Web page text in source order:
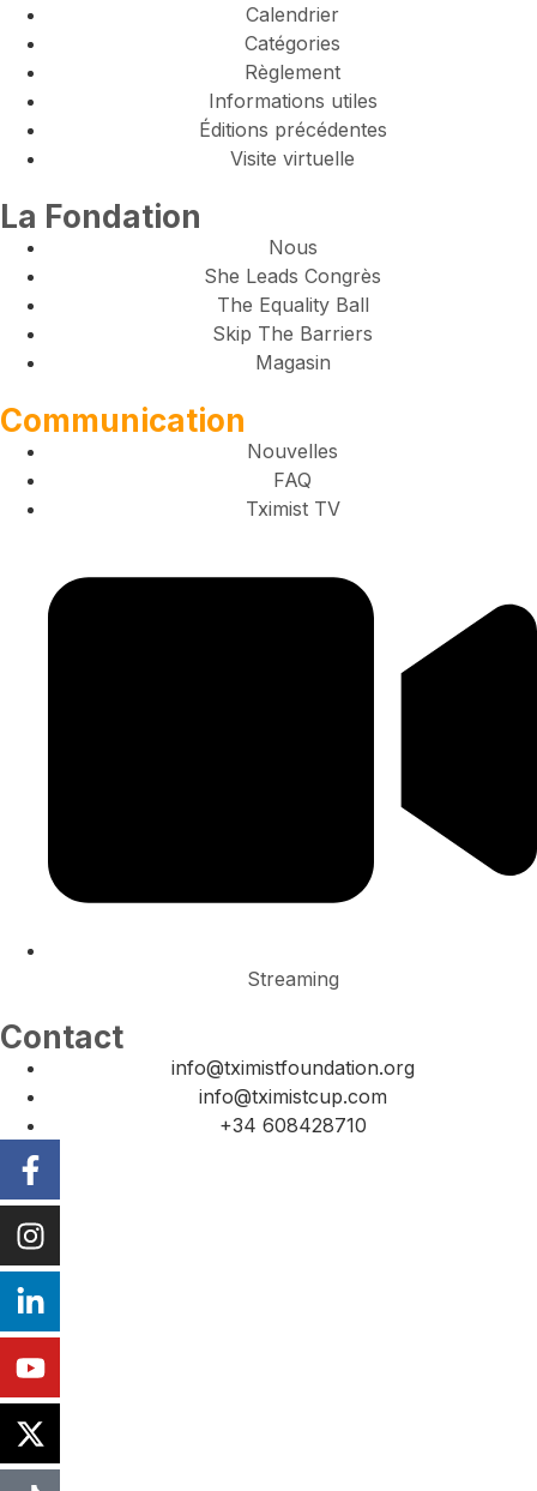
Calendrier
Catégories
Règlement
Informations utiles
Éditions précédentes
Visite virtuelle
La Fondation
Nous
She Leads Congrès
The Equality Ball
Skip The Barriers
Magasin
Communication
Nouvelles
FAQ
Tximist TV
Streaming
Contact
info@tximistfoundation.org
info@tximistcup.com
+34 608428710